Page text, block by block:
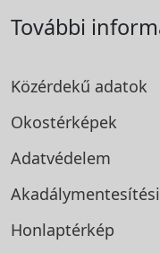
További
Közérdekű adatok
Okostérképek
Adatvédelem
Akadálymentesítési
Honlaptérkép